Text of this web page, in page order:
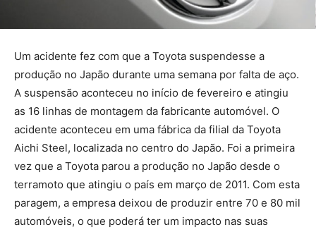
Um acidente fez com que a Toyota suspendesse a
produção no Japão durante uma semana por falta de aço.
A suspensão aconteceu no início de fevereiro e atingiu
as 16 linhas de montagem da fabricante automóvel. O
acidente aconteceu em uma fábrica da filial da Toyota
Aichi Steel, localizada no centro do Japão. Foi a primeira
vez que a Toyota parou a produção no Japão desde o
terramoto que atingiu o país em março de 2011. Com esta
paragem, a empresa deixou de produzir entre 70 e 80 mil
automóveis, o que poderá ter um impacto nas suas